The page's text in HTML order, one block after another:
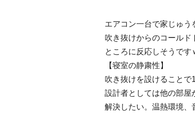
（※写
エアコン一台で家じゅう
吹き抜けからのコールド
ところに反応しそうです
【寝室の静粛性】
吹き抜けを設けることで
設計者としては他の部屋
解決したい。温熱環境、